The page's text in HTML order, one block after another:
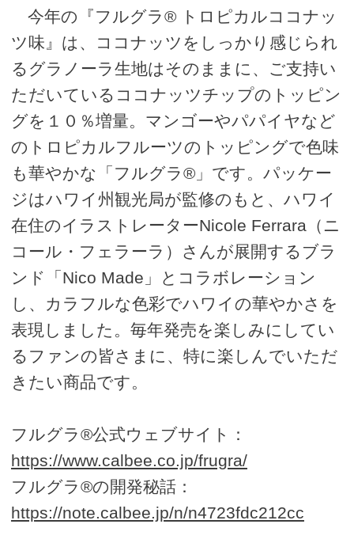
今年の『フルグラ® トロピカルココナッ
ツ味』は、ココナッツをしっかり感じられ
るグラノーラ生地はそのままに、ご支持い
ただいているココナッツチップのトッピン
グを１０％増量。マンゴーやパパイヤなど
のトロピカルフルーツのトッピングで色味
も華やかな「フルグラ®」です。パッケー
ジはハワイ州観光局が監修のもと、ハワイ
在住のイラストレーターNicole Ferrara（ニ
コール・フェラーラ）さんが展開するブラ
ンド「Nico Made」とコラボレーション
し、カラフルな色彩でハワイの華やかさを
表現しました。毎年発売を楽しみにしてい
るファンの皆さまに、特に楽しんでいただ
きたい商品です。
フルグラ®公式ウェブサイト：
https://www.calbee.co.jp/frugra/
フルグラ®の開発秘話：
https://note.calbee.jp/n/n4723fdc212cc